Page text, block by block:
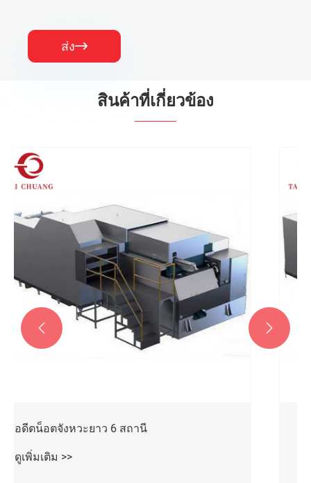
ส่ง
สินค้าที่เกี่ยวข้อง
อดีตน็อต 7 สถานี
ดูเพิ่มเติม >>
 